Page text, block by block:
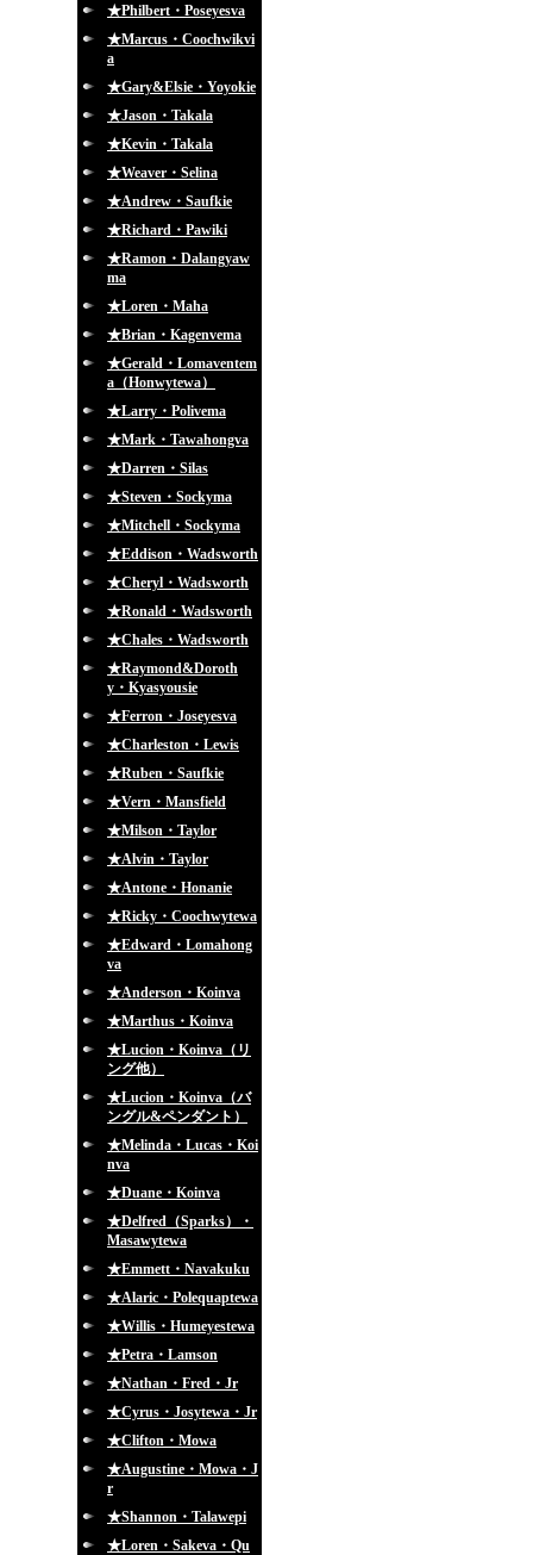
★Philbert・Poseyesva
★Marcus・Coochwikvi
a
★Gary&Elsie・Yoyokie
★Jason・Takala
★Kevin・Takala
★Weaver・Selina
★Andrew・Saufkie
★Richard・Pawiki
★Ramon・Dalangyaw
ma
★Loren・Maha
★Brian・Kagenvema
★Gerald・Lomaventem
a（Honwytewa）
★Larry・Polivema
★Mark・Tawahongva
★Darren・Silas
★Steven・Sockyma
★Mitchell・Sockyma
★Eddison・Wadsworth
★Cheryl・Wadsworth
★Ronald・Wadsworth
★Chales・Wadsworth
★Raymond&Doroth
y・Kyasyousie
★Ferron・Joseyesva
★Charleston・Lewis
★Ruben・Saufkie
★Vern・Mansfield
★Milson・Taylor
★Alvin・Taylor
★Antone・Honanie
★Ricky・Coochwytewa
★Edward・Lomahong
va
★Anderson・Koinva
★Marthus・Koinva
★Lucion・Koinva（リ
ング他）
★Lucion・Koinva（バ
ングル&ペンダント）
★Melinda・Lucas・Koi
nva
★Duane・Koinva
★Delfred（Sparks）・
Masawytewa
★Emmett・Navakuku
★Alaric・Polequaptewa
★Willis・Humeyestewa
★Petra・Lamson
★Nathan・Fred・Jr
★Cyrus・Josytewa・Jr
★Clifton・Mowa
★Augustine・Mowa・J
r
★Shannon・Talawepi
★Loren・Sakeva・Qu